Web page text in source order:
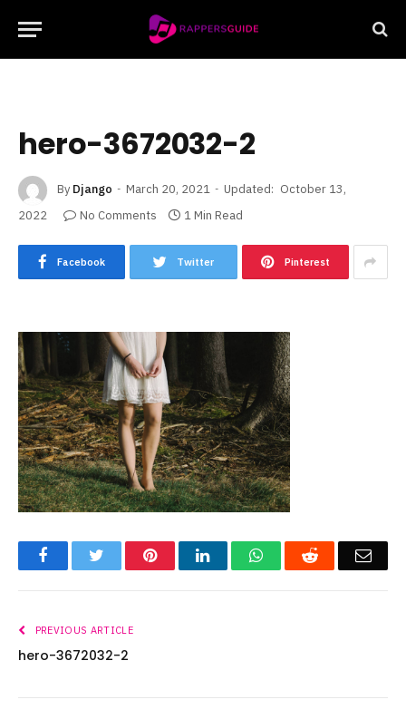
hero-3672032-2
By Django March 20, 2021 Updated: October 13,
2022
No Comments 1 Min Read
Facebook Twitter Pinterest
FacebookTwitter PinterestLinkedInWhatsAppReddit
PREVIOUS ARTICLE
hero-3672032-2